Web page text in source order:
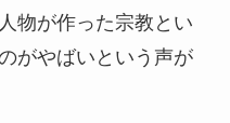
物が作った宗教とい
がやばいという声が